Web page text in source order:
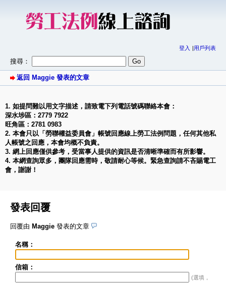
登入 用戶列表
搜尋：
返回 Maggie 發表的文章
1. 如提問難以用文字描述，請致電下列電話號碼聯絡本會：
深水埗區：2779 7922
旺角區：2781 0983
2. 本會只以「勞聯權益委員會」帳號回應線上勞工法例問題，任何其他私
人帳號之回應，本會均概不負責。
3. 網上回應僅供參考，受當事人提供的資訊是否清晰準確而有所影響。
4. 本網查詢眾多，團隊回應需時，敬請耐心等候。緊急查詢請不吝賜電工
會，謝謝！
發表回覆
回覆由 Maggie 發表的文章
名稱：
信箱：
(選填，